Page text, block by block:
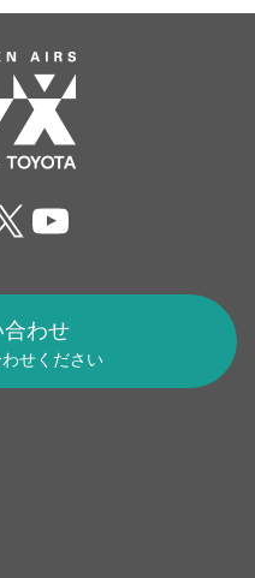
YouTube
合わせ
せください